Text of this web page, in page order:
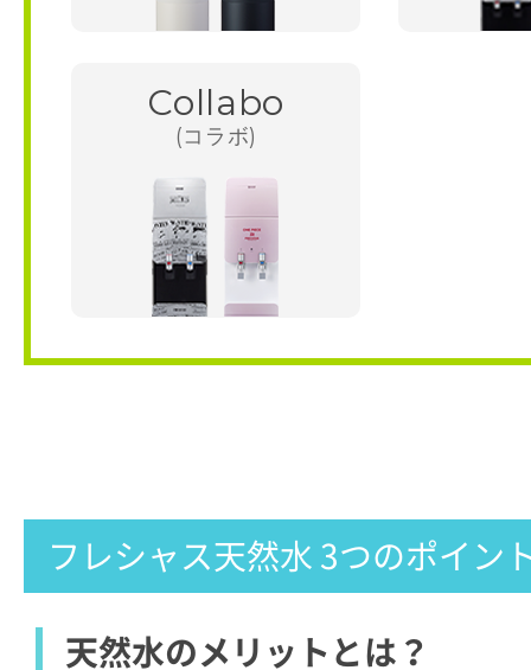
Collabo
(コラボ)
フレシャス天然水 3つのポイン
天然水のメリットとは？